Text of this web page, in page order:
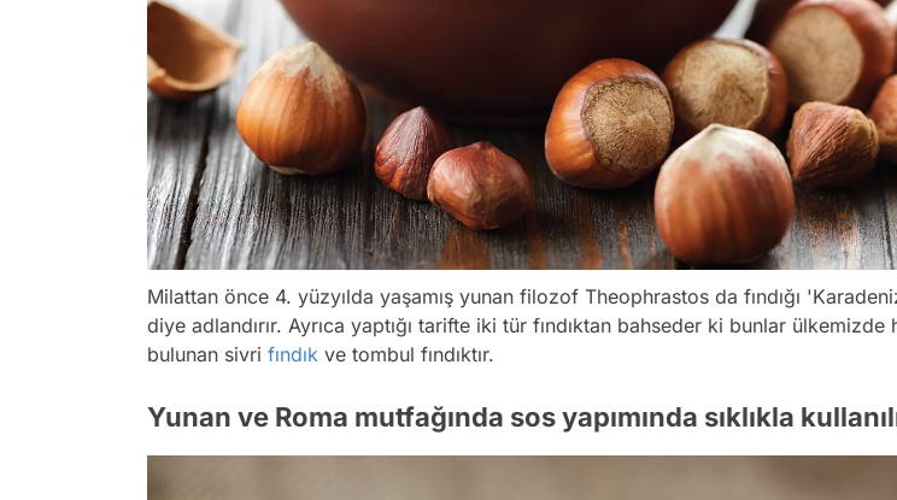
Milattan önce 4. yüzyılda yaşamış yunan filozof Theophrastos da fındığı
diye adlandırır. Ayrıca yaptığı tarifte iki tür fındıktan bahseder ki bunlar ülkemizde
bulunan sivri fındık ve tombul fındıktır.
Yunan ve Roma mutfağında sos yapımında sıklıkla